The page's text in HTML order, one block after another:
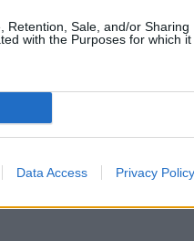
Retention, Sale, and/or Sharing
with the Purposes for which it
Data Access Privacy Policy